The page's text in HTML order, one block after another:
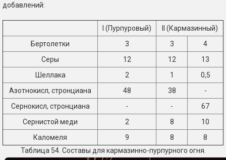
добавлений:
I (Пурпуровый)
II (Кармазинный)
Бертолетки
3 3
4
Серы
12 12
13
Шеллака
2 1
0,5
Азотнокисл, стронциана
48 38
-
Сернокисл, стронциана
- -
67
Сернистой меди
2 8
10
Каломеля
9 8
8
Таблица 54. Составы для кармазинно-пурпурного огня.